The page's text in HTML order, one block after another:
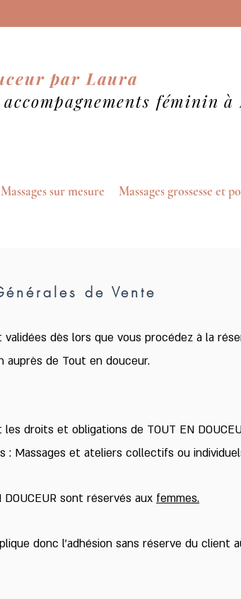
par Laura
accompagnements féminin à
Massages sur mesure Massages grossesse et
de Vente​
dès lors que vous procédez à la
auprès de Tout en douceur.
droits et obligations de TOUT EN
Massages et ateliers collectifs ou
sont réservés aux femmes.
donc l’adhésion sans réserve du client